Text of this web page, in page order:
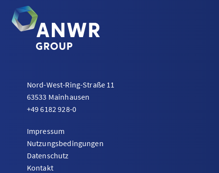
Nord-West-Ring-Straße 11
63533 Mainhausen
+49 6182 928-0
Impressum
Nutzungsbedingungen
Datenschutz
Kontakt